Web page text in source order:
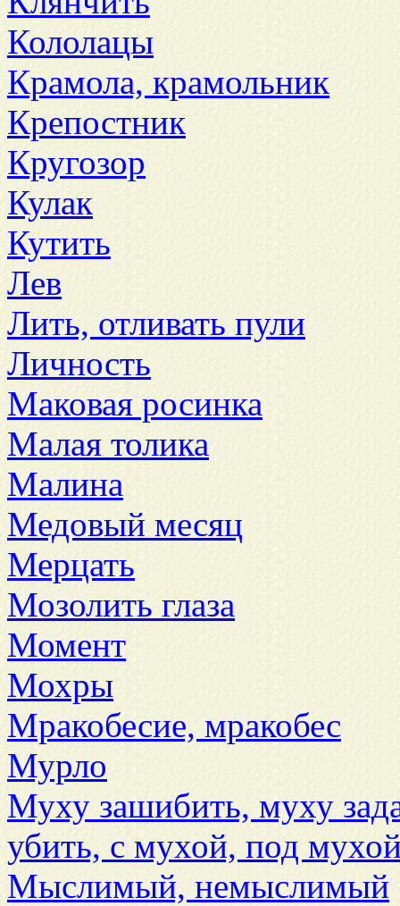
Кололацы
Крамола, крамольник
Крепостник
Кругозор
Кулак
Кутить
Лев
Лить, отливать пули
Личность
Маковая росинка
Малая толика
Малина
Медовый месяц
Мерцать
Мозолить глаза
Момент
Мохры
Мракобесие, мракобес
Мурло
Муху зашибить, муху
убить, с мухой, под
Мыслимый, немыслимый